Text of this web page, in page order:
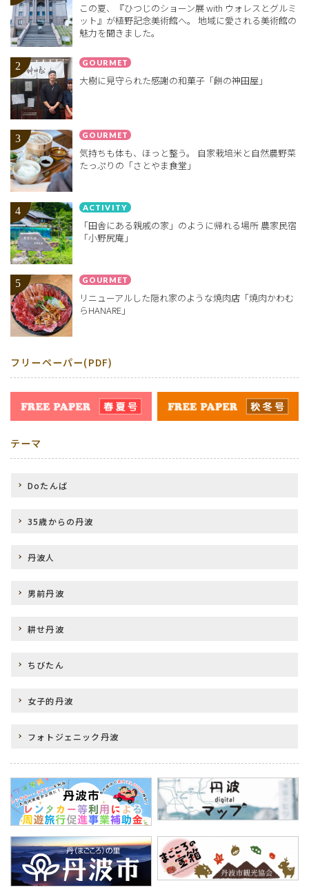
この夏、『ひつじのショーン展 with ウォレスとグルミ
ット』が植野記念美術館へ。 地域に愛される美術館の
魅力を聞きました。
GOURMET
大樹に見守られた感謝の和菓子「餅の神田屋」
GOURMET
気持ちも体も、ほっと整う。 自家栽培米と自然農野菜
たっぷりの「さとやま食堂」
ACTIVITY
「田舎にある親戚の家」のように帰れる場所 農家民宿
「小野尻庵」
GOURMET
リニューアルした隠れ家のような焼肉店「焼肉かわむ
らHANARE」
フリーペーパー(PDF)
テーマ
Doたんば
35歳からの丹波
丹波人
男前丹波
耕せ丹波
ちびたん
女子的丹波
フォトジェニック丹波